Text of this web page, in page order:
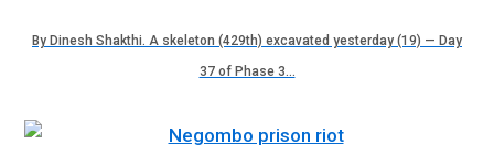
By Dinesh Shakthi. A skeleton (429th) excavated yesterday (19) — Day
37 of Phase 3…